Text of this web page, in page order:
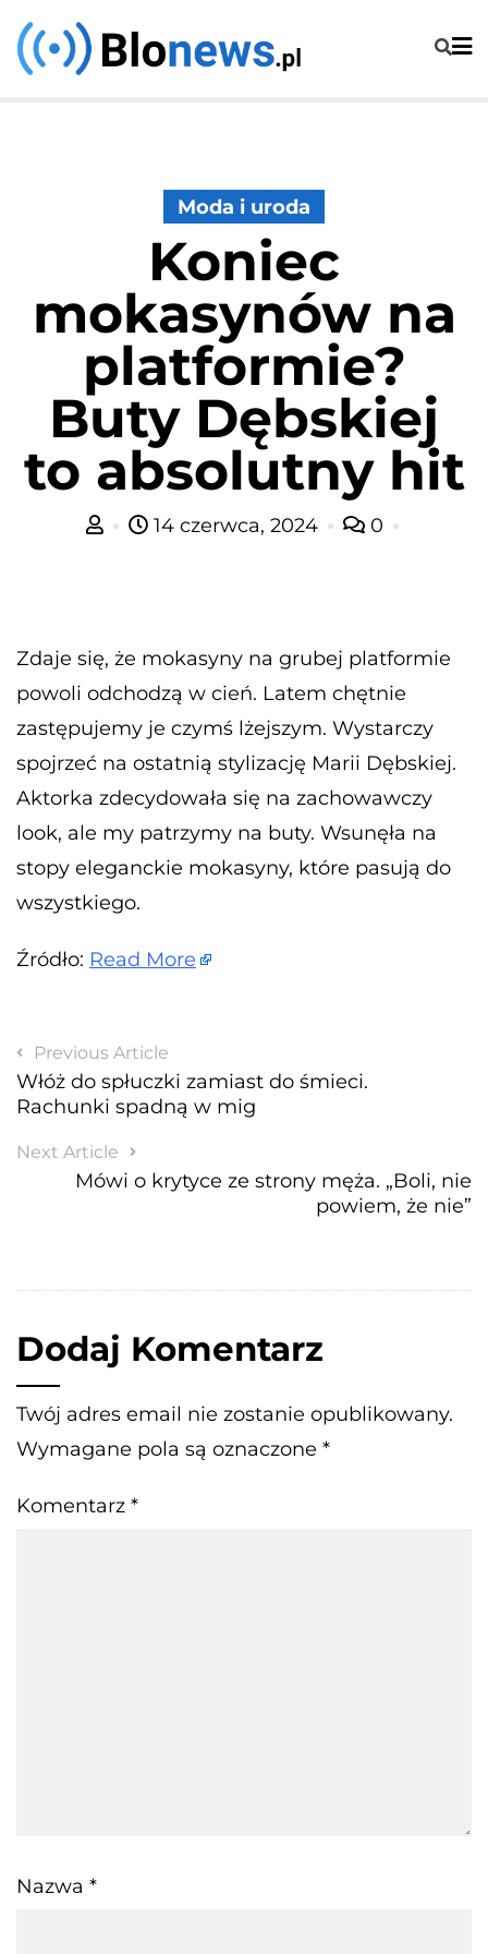
Skip
to
Moda i uroda
Koniec
mokasynów na
platformie?
Buty Dębskiej
to absolutny hit
14 czerwca, 2024 0
Zdaje się, że mokasyny na grubej platformie
powoli odchodzą w cień. Latem chętnie
zastępujemy je czymś lżejszym. Wystarczy
spojrzeć na ostatnią stylizację Marii Dębskiej.
Aktorka zdecydowała się na zachowawczy
look, ale my patrzymy na buty. Wsunęła na
stopy eleganckie mokasyny, które pasują do
wszystkiego.
Źródło: Read More
Previous Article
Włóż do spłuczki zamiast do śmieci.
Rachunki spadną w mig
Next Article
Mówi o krytyce ze strony męża. „Boli, nie
powiem, że nie”
Dodaj Komentarz
Twój adres email nie zostanie opublikowany.
Wymagane pola są oznaczone *
Komentarz *
Nazwa *